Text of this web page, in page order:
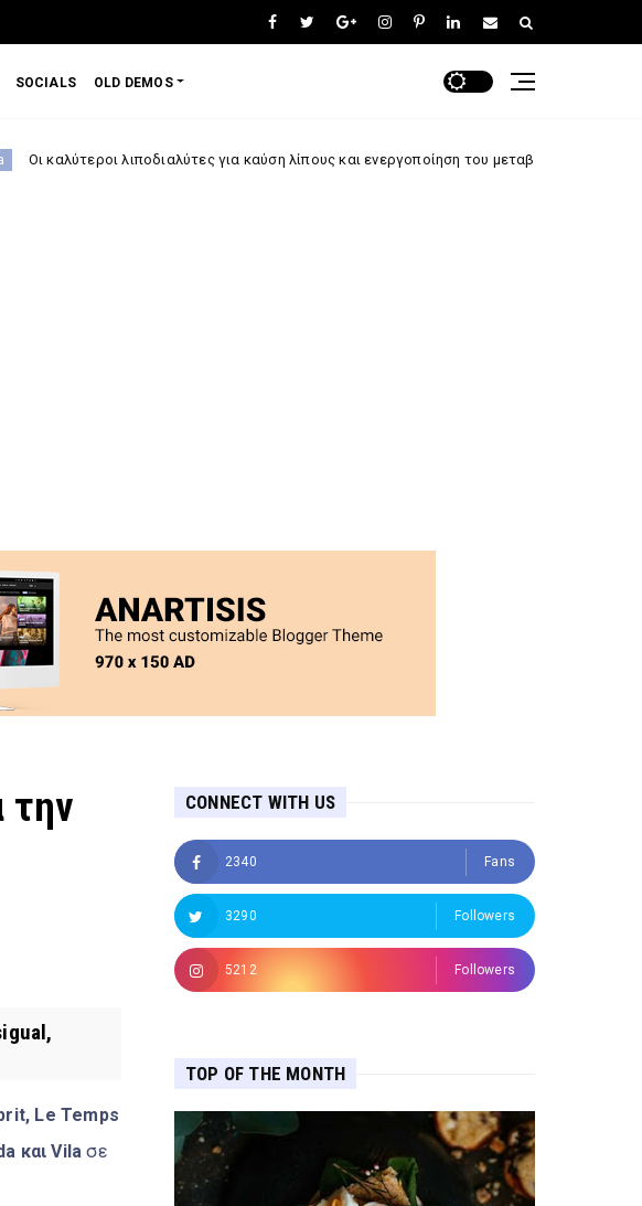
SOCIALS OLD DEMOS
λιποδιαλύτες για καύση λίπους και ενεργοποίηση του μεταβολισμού anosopoiitiko-
την
Le Temps
και Vilaσε
CONNECT WITH US
2340 Fans
3290 Followers
5212 Followers
TOP OF THE MONTH